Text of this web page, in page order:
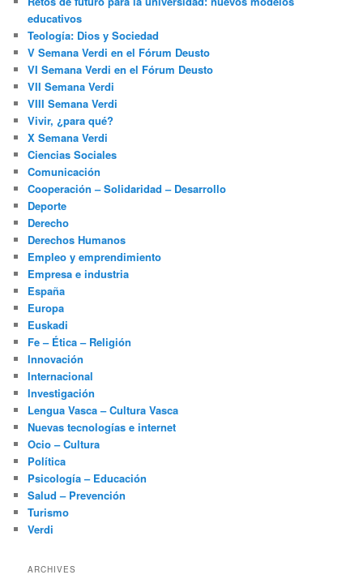
educativos
Teología: Dios y Sociedad
V Semana Verdi en el Fórum Deusto
VI Semana Verdi en el Fórum Deusto
VII Semana Verdi
VIII Semana Verdi
Vivir, ¿para qué?
X Semana Verdi
Ciencias Sociales
Comunicación
Cooperación – Solidaridad – Desarrollo
Deporte
Derecho
Derechos Humanos
Empleo y emprendimiento
Empresa e industria
España
Europa
Euskadi
Fe – Ética – Religión
Innovación
Internacional
Investigación
Lengua Vasca – Cultura Vasca
Nuevas tecnologías e internet
Ocio – Cultura
Política
Psicología – Educación
Salud – Prevención
Turismo
Verdi
ARCHIVES